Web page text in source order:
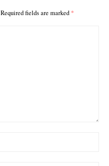
Required fields are marked *